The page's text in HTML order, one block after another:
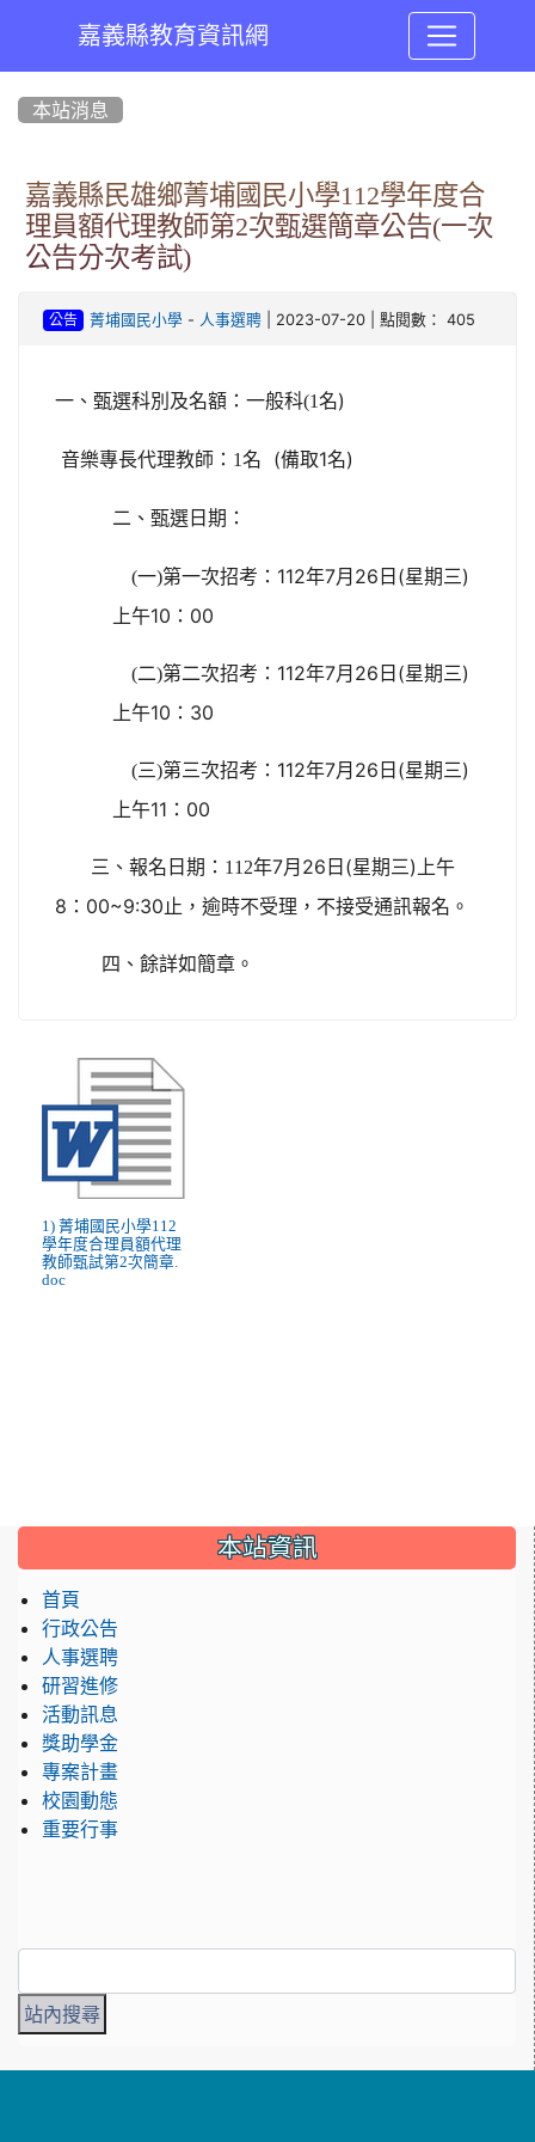
嘉義縣教育資訊網
本站消息
嘉義縣民雄鄉菁埔國民小學112學年度合
理員額代理教師第2次甄選簡章公告(一次
公告分次考試)
公告 菁埔國民小學- 人事選聘| 2023-07-20 | 點閱數： 405
一、甄選科別及名額：一般科(1名)
音樂專長代理教師：1名 (備取1名)
二、甄選日期：
(一)第一次招考：112年7月26日(星期三)
上午10：00
(二)第二次招考：112年7月26日(星期三)
上午10：30
(三)第三次招考：112年7月26日(星期三)
上午11：00
三、報名日期：112年7月26日(星期三)上午
8：00~9:30止，逾時不受理，不接受通訊報名。
四、餘詳如簡章。
1) 菁埔國民小學112
學年度合理員額代理
教師甄試第2次簡章.
doc
::: 本站資訊
首頁
行政公告
人事選聘
研習進修
活動訊息
獎助學金
專案計畫
校園動態
重要行事